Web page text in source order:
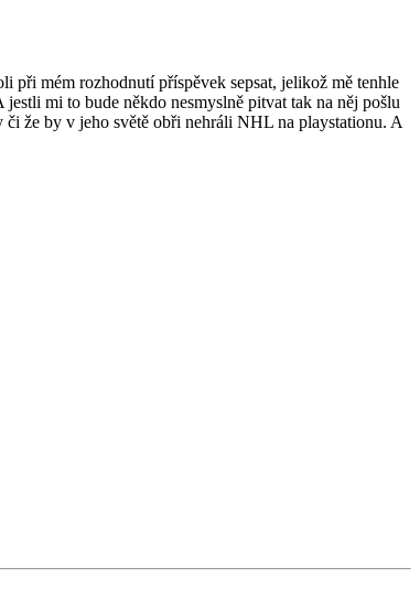
při mém rozhodnutí příspěvek sepsat, jelikož mě tenhle
mi to bude někdo nesmyslně pitvat tak na něj pošlu
že by v jeho světě obři nehráli NHL na playstationu. A